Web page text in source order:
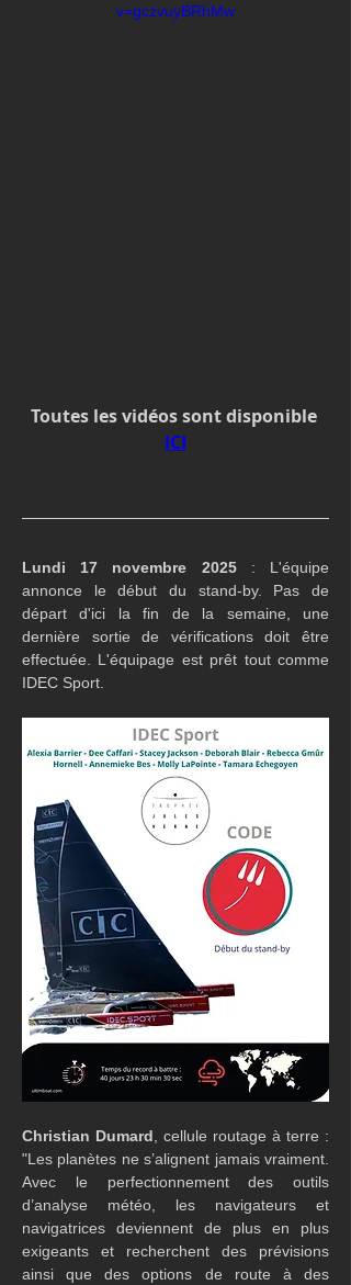
v=gczvuyBRhMw
Toutes les vidéos sont disponible
ICI
Lundi 17 novembre 2025 : L'équipe
annonce le début du stand-by. Pas de
départ d'ici la fin de la semaine, une
dernière sortie de vérifications doit être
effectuée. L'équipage est prêt tout comme
IDEC Sport.
Christian Dumard, cellule routage à terre :
"Les planètes ne s’alignent jamais vraiment.
Avec le perfectionnement des outils
d’analyse météo, les navigateurs et
navigatrices deviennent de plus en plus
exigeants et recherchent des prévisions
ainsi que des options de route à des